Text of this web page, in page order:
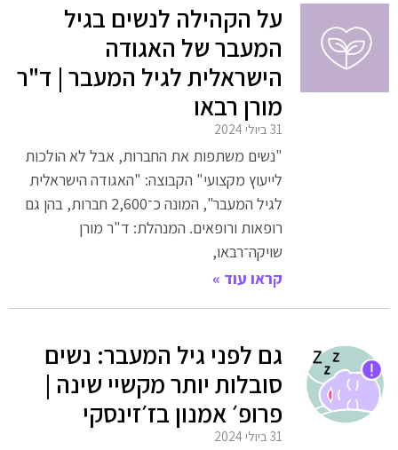
על הקהילה לנשים בגיל
המעבר של האגודה
הישראלית לגיל המעבר | ד"ר
מורן רבאו
31 ביולי 2024
"נשים משתפות את החברות, אבל לא הולכות
לייעוץ מקצועי" הקבוצה: "האגודה הישראלית
לגיל המעבר", המונה כ־2,600 חברות, בהן גם
רופאות ורופאים. המנהלת: ד"ר מורן
שויקה־רבאו,
קראו עוד »
גם לפני גיל המעבר: נשים
סובלות יותר מקשיי שינה |
פרופ׳ אמנון בז׳זינסקי
31 ביולי 2024